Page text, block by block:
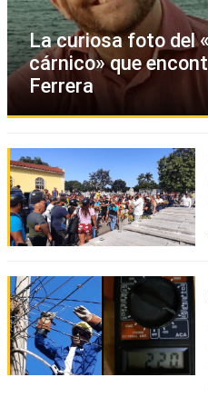
La curiosa foto del
cárnico» que
Ferrera